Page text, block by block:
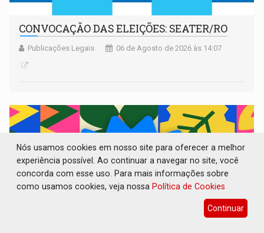
CONVOCAÇÃO DAS ELEIÇÕES: SEATER/RO
Publicações Legais 06 de Agosto de 2026 às 14:07
Nós usamos cookies em nosso site para oferecer a melhor
experiência possível. Ao continuar a navegar no site, você
concorda com esse uso. Para mais informações sobre
como usamos cookies, veja nossa Política de Cookies
Continuar